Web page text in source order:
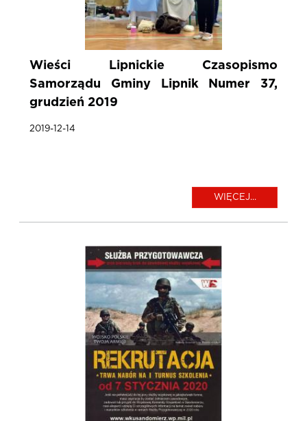
Wieści Lipnickie Czasopismo
Samorządu Gminy Lipnik Numer 37,
grudzień 2019
2019-12-14
WIĘCEJ...